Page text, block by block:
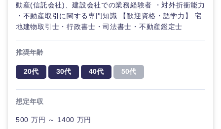
山口県 徳島県
香川県 愛媛県
高知県
動産(信託会社)、建設会社での業務経験者 ・対外折衝能力
・不動産取引に関する専門知識 【歓迎資格・語学力】 宅
地建物取引士・行政書士・司法書士・不動産鑑定士
推奨年齢
20代 30代 40代 50代
想定年収
500 万円 ～ 1400 万円